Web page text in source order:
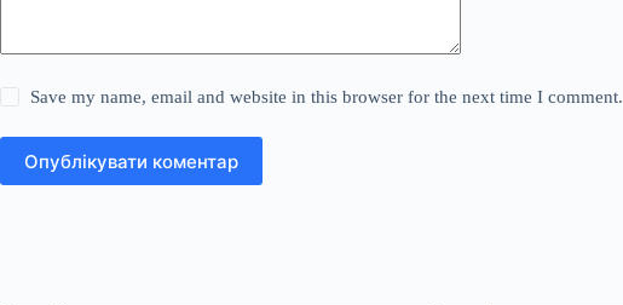
Save my name, email and website in this browser for the next time I comment.
Опублікувати коментар